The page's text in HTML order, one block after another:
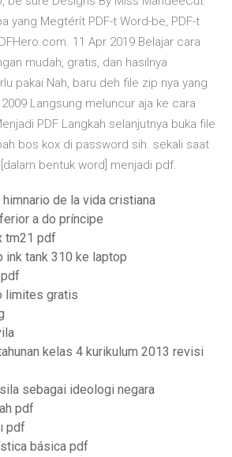
yang Megtérít PDF-t Word-be, PDF-t
11 Apr 2019 Belajar cara
mudah, gratis, dan hasilnya
pakai Nah, baru deh file zip nya yang
Langsung meluncur aja ke cara
PDF Langkah selanjutnya buka file
bos kox di password sih. sekali saat
bentuk word] menjadi pdf.
de la vida cristiana
a do príncipe
tm21 pdf
ink tank 310 ke laptop
limites gratis
kelas 4 kurikulum 2013 revisi
sebagai ideologi negara
pdf
pdf
básica pdf